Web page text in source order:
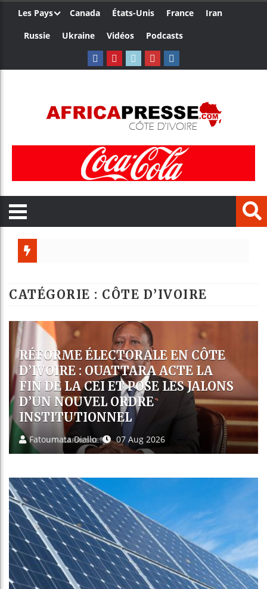
Les Pays Canada États-Unis France
Iran
Russie
Ukraine Vidéos Podcasts
Guinée :
Bénin : Patrice
CATÉGORIE : CÔTE D’IVOIRE
CAN FÉMININE 2026 : LES HUIT
QUALIFIÉS POUR LES QUARTS DE
FINALE DÉSORMAIS CONNUS
AfricaPresse 07 Aug 2026